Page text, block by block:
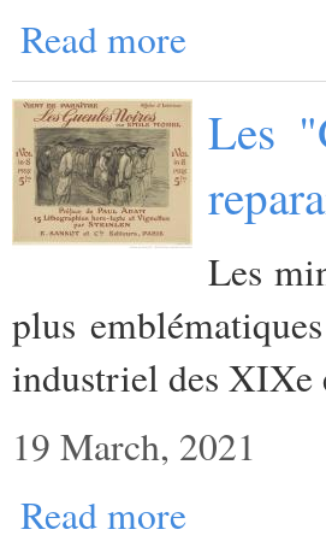
Read more
Les
Les
plus
industriel des XIXe
19 March, 2021
Read more